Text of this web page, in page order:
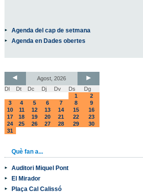
Agenda del cap de setmana
Agenda en Dades obertes
Agost, 2026
Dl
Dt Dc Dj Dv Ds
Dg
1
2
3
4 5 6 7 8
9
10
11 12 13 14 15
16
17
18 19 20 21 22
23
24
25 26 27 28 29
30
31
Què fan a...
Auditori Miquel Pont
El Mirador
Plaça Cal Calissó